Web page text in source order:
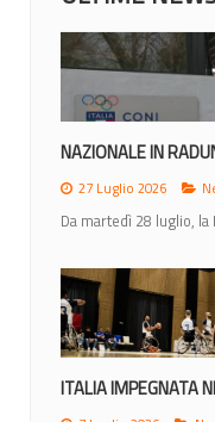
NAZIONALE IN
27 Luglio 2026
Da martedì 28 luglio,
ITALIA IMPEGNATA